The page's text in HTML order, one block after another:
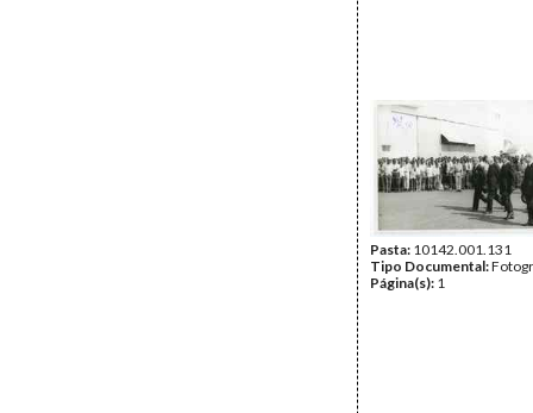
Pasta: 10142.001.131
Tipo Documental:
Página(s): 1